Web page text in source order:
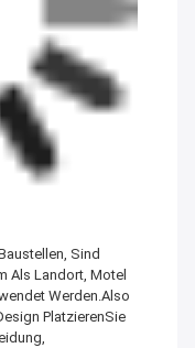
Sind
Als Landort, Motel
Werden.Also
PlatzierenSie